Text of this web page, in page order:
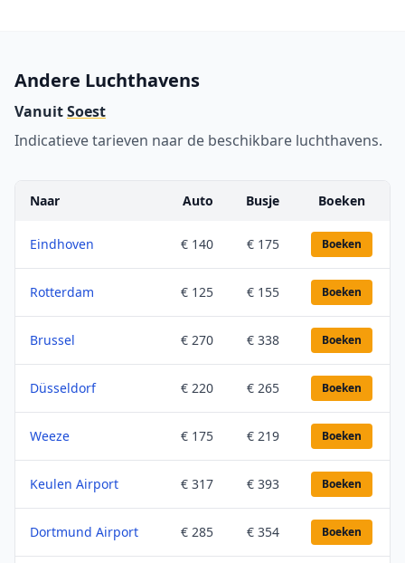
Andere Luchthavens
VanuitSoest
Indicatieve tarieven naar de beschikbare luchthavens.
Naar Auto Busje Boeken
Eindhoven € 140 € 175 Boeken
Rotterdam € 125 € 155 Boeken
Brussel € 270 € 338 Boeken
Düsseldorf € 220 € 265 Boeken
Weeze € 175 € 219 Boeken
Keulen Airport € 317 € 393 Boeken
Dortmund Airport € 285 € 354 Boeken